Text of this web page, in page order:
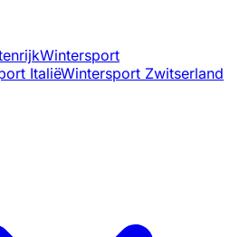
Wintersport
ItaliëWintersport Zwitserland